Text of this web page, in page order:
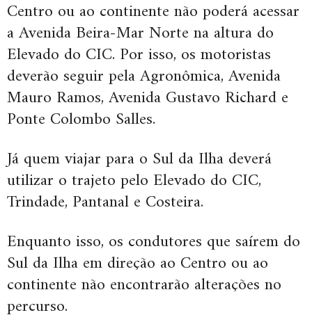
Centro ou ao continente não poderá acessar
a Avenida Beira-Mar Norte na altura do
Elevado do CIC. Por isso, os motoristas
deverão seguir pela Agronômica, Avenida
Mauro Ramos, Avenida Gustavo Richard e
Ponte Colombo Salles.
Já quem viajar para o Sul da Ilha deverá
utilizar o trajeto pelo Elevado do CIC,
Trindade, Pantanal e Costeira.
Enquanto isso, os condutores que saírem do
Sul da Ilha em direção ao Centro ou ao
continente não encontrarão alterações no
percurso.